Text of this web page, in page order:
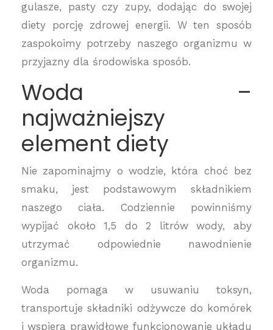
gulasze, pasty czy zupy, dodając do swojej
diety porcję zdrowej energii. W ten sposób
zaspokoimy potrzeby naszego organizmu w
przyjazny dla środowiska sposób.
Woda –
najważniejszy
element diety
Nie zapominajmy o wodzie, która choć bez
smaku, jest podstawowym składnikiem
naszego ciała. Codziennie powinniśmy
wypijać około 1,5 do 2 litrów wody, aby
utrzymać odpowiednie nawodnienie
organizmu.
Woda pomaga w usuwaniu toksyn,
transportuje składniki odżywcze do komórek
i wspiera prawidłowe funkcjonowanie układu